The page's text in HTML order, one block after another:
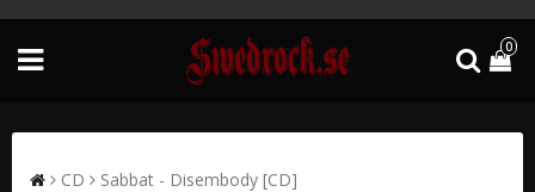
0
CD Sabbat - Disembody [CD]